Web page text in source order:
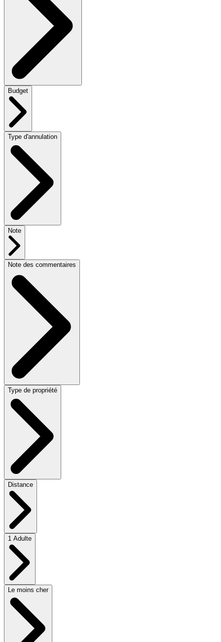
Budget
Type d'annulation
Note
Note des commentaires
Type de propriété
Distance
1 Adulte
Le moins cher